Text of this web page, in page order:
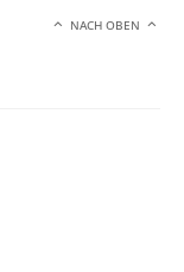
NACH OBEN